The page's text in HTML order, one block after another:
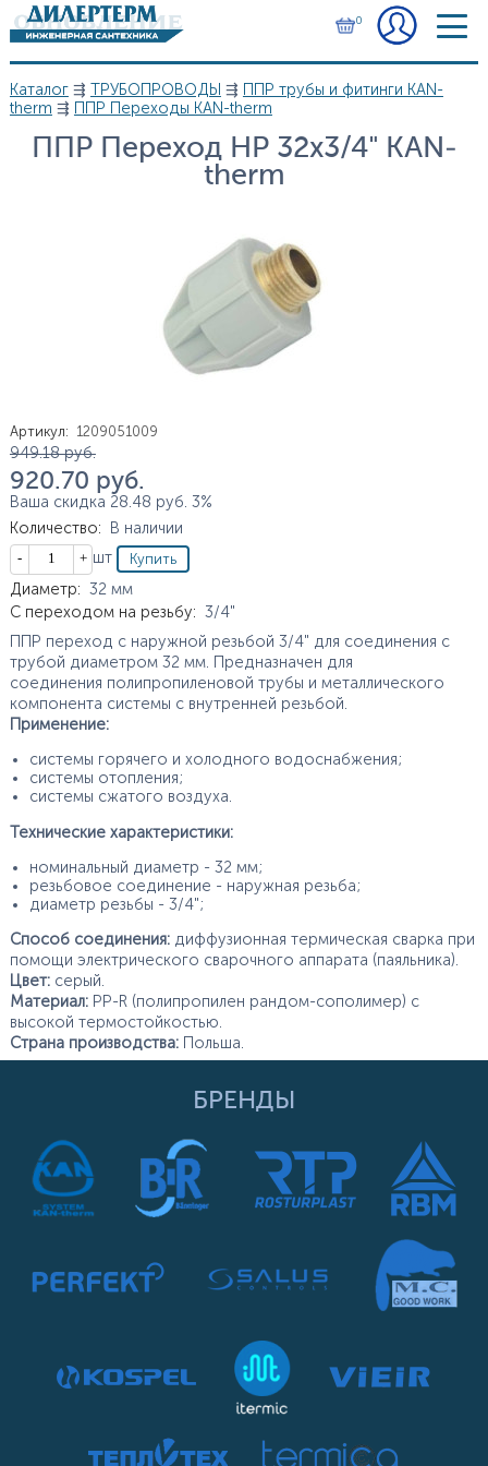
Перейти к основному содержанию
0
Вы здесь
Каталог⇶ ТРУБОПРОВОДЫ ⇶ ППР трубы и фитинги KAN-
therm ⇶ ППР Переходы KAN-therm
ППР Переход НР 32х3/4" KAN-
therm
Артикул: 1209051009
Цена
949.18 руб.
920.70 руб.
Ваша скидка 28.48 руб. 3%
Количество:
В наличии
Кол-во
шт
Характеристики
Диаметр: 32 мм
С переходом на резьбу: 3/4"
ППР переход с наружной резьбой 3/4" для соединения с
трубой диаметром 32 мм. Предназначен для
соединения полипропиленовой трубы и металлического
компонента системы с внутренней резьбой.
Применение:
системы горячего и холодного водоснабжения;
системы отопления;
системы сжатого воздуха.
Технические характеристики:
номинальный диаметр - 32 мм;
резьбовое соединение - наружная резьба;
диаметр резьбы - 3/4";
Способ соединения:диффузионная термическая сварка при
помощи электрического сварочного аппарата (паяльника).
Цвет:серый.
Материал:PP-R (полипропилен рандом-сополимер) с
высокой термостойкостью.
Страна производства:Польша.
БРЕНДЫ